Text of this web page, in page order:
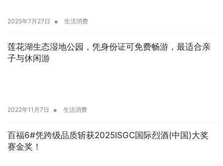
2025年7月27日 • 生活消费
莲花湖生态湿地公园，凭身份证可免费畅游，最适合亲
子与休闲游
2022年11月7日 • 生活消费
百福6#凭跨级品质斩获2025ISGC国际烈酒(中国)大奖
赛金奖！